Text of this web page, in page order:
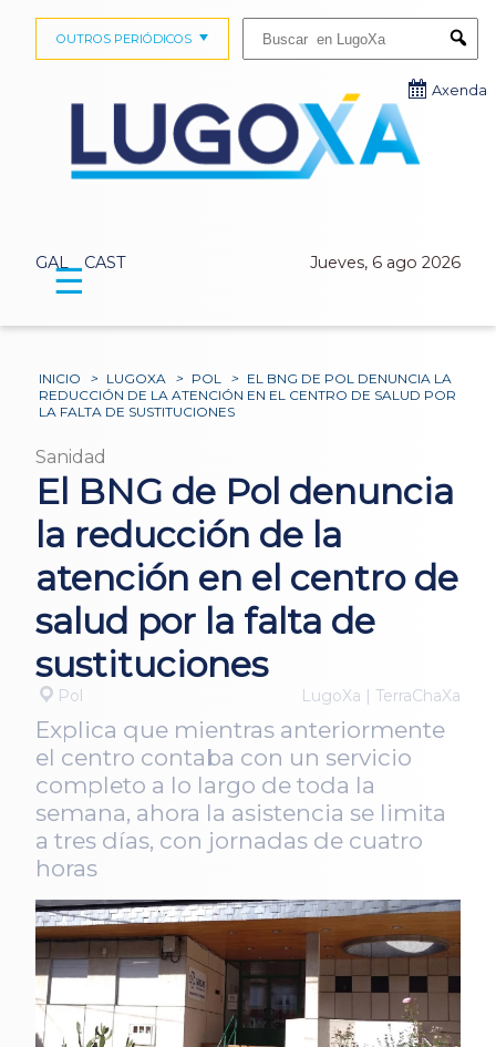
GAL CAST Jueves, 6 ago 2026
OUTROS PERIÓDICOS
Axenda
☰
INICIO > LUGOXA > POL > EL BNG DE POL DENUNCIA LA
REDUCCIÓN DE LA ATENCIÓN EN EL CENTRO DE SALUD POR
LA FALTA DE SUSTITUCIONES
Sanidad
El BNG de Pol denuncia
la reducción de la
atención en el centro de
salud por la falta de
sustituciones
Pol LugoXa | TerraChaXa
Explica que mientras anteriormente
el centro contaba con un servicio
completo a lo largo de toda la
semana, ahora la asistencia se limita
a tres días, con jornadas de cuatro
horas